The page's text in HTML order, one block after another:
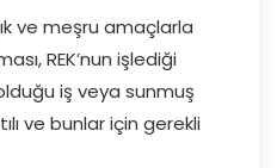
ve meşru amaçlarla
REK’nun işlediği
iş veya sunmuş
ve bunlar için gerekli